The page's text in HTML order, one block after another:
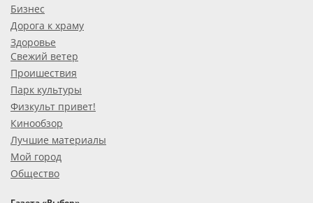
Бизнес
Дорога к храму
Здоровье
Свежий ветер
Проишествия
Парк культуры
Физкульт привет!
Кинообзор
Лучшие материалы
Мой город
Общество